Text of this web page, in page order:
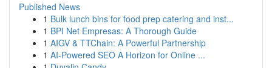
Published News
1 Bulk lunch bins for food prep catering and inst...
1 BPI Net Empresas: A Thorough Guide
1 AIGV & TTChain: A Powerful Partnership
1 AI-Powered SEO A Horizon for Online ...